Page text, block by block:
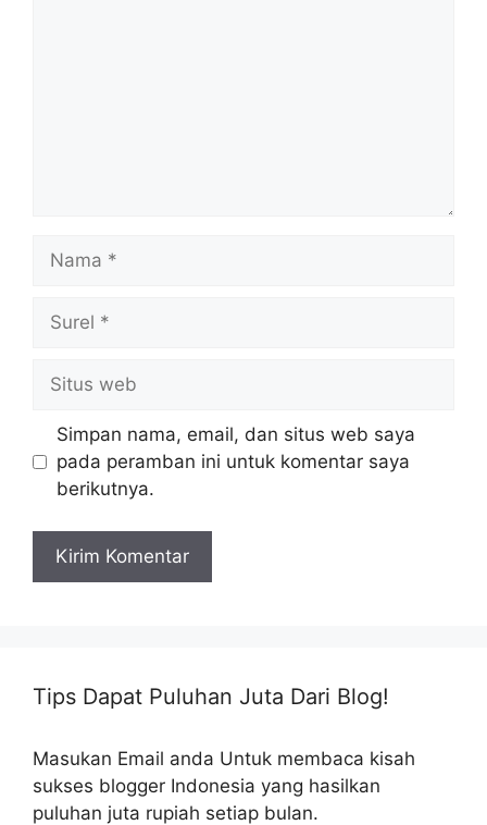
Nama
Surel
Situs
web
Simpan nama, email, dan situs web saya
pada peramban ini untuk komentar saya
berikutnya.
Tips Dapat Puluhan Juta Dari Blog!
Masukan Email anda Untuk membaca kisah
sukses blogger Indonesia yang hasilkan
puluhan juta rupiah setiap bulan.